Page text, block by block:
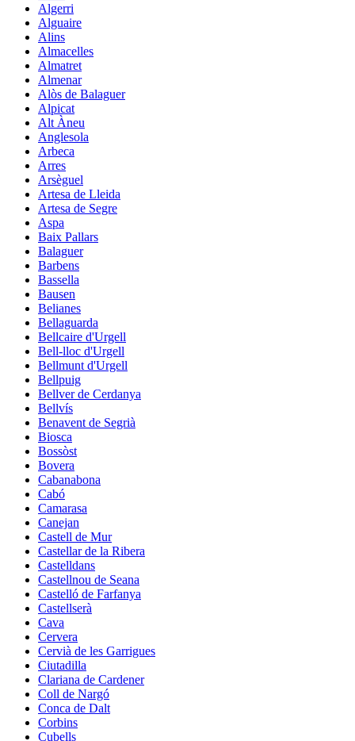
Algerri
Alguaire
Alins
Almacelles
Almatret
Almenar
Alòs de Balaguer
Alpicat
Alt Àneu
Anglesola
Arbeca
Arres
Arsèguel
Artesa de Lleida
Artesa de Segre
Aspa
Baix Pallars
Balaguer
Barbens
Bassella
Bausen
Belianes
Bellaguarda
Bellcaire d'Urgell
Bell-lloc d'Urgell
Bellmunt d'Urgell
Bellpuig
Bellver de Cerdanya
Bellvís
Benavent de Segrià
Biosca
Bossòst
Bovera
Cabanabona
Cabó
Camarasa
Canejan
Castell de Mur
Castellar de la Ribera
Castelldans
Castellnou de Seana
Castelló de Farfanya
Castellserà
Cava
Cervera
Cervià de les Garrigues
Ciutadilla
Clariana de Cardener
Coll de Nargó
Conca de Dalt
Corbins
Cubells